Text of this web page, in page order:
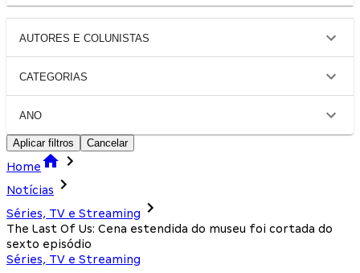
AUTORES E COLUNISTAS
CATEGORIAS
ANO
Aplicar filtros Cancelar
Home
Notícias
Séries, TV e Streaming
The Last Of Us: Cena estendida do museu foi cortada do
sexto episódio
Séries, TV e Streaming